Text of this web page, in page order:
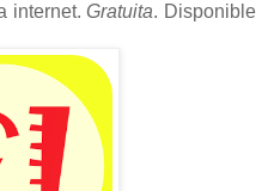
internet.Gratuita. Disponible